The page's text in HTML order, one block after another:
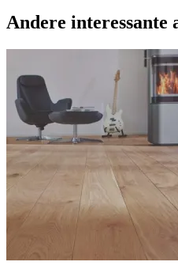
Andere interessante